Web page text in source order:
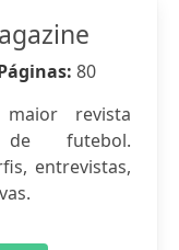
80
maior revista
de futebol.
entrevistas,